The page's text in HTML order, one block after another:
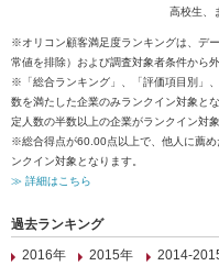
高校生、
※オリコン顧客満足度ランキングは、デ
常値を排除）および調査対象者条件から
※「総合ランキング」、「評価項目別」
数を満たした企業のみランクイン対象と
定人数の半数以上の企業がランクイン対象
※総合得点が60.00点以上で、他人に薦
ンクイン対象となります。
≫ 詳細はこちら
過去ランキング
2016年
2015年 2014-